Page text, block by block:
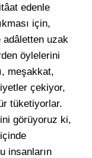
edenle
için,
adâletten uzak
öylelerini
meşakkat,
çekiyor,
tüketiyorlar.
görüyoruz ki,
insanların